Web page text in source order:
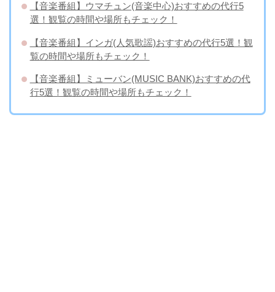
【音楽番組】ウマチュン(音楽中心)おすすめの代行5
選！観覧の時間や場所もチェック！
【音楽番組】インガ(人気歌謡)おすすめの代行5選！観
覧の時間や場所もチェック！
【音楽番組】ミューバン(MUSIC BANK)おすすめの代
行5選！観覧の時間や場所もチェック！